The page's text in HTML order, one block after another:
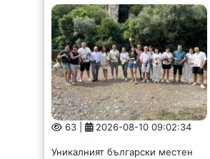
63 | 2026-08-10 09:02:34
Уникалният български местен